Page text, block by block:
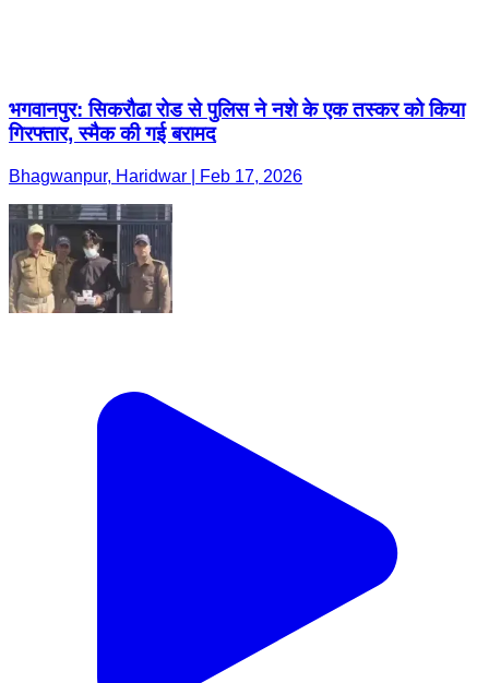
भगवानपुर: सिकरौढा रोड से पुलिस ने नशे के एक तस्कर को किया
गिरफ्तार, स्मैक की गई बरामद
Bhagwanpur, Haridwar | Feb 17, 2026